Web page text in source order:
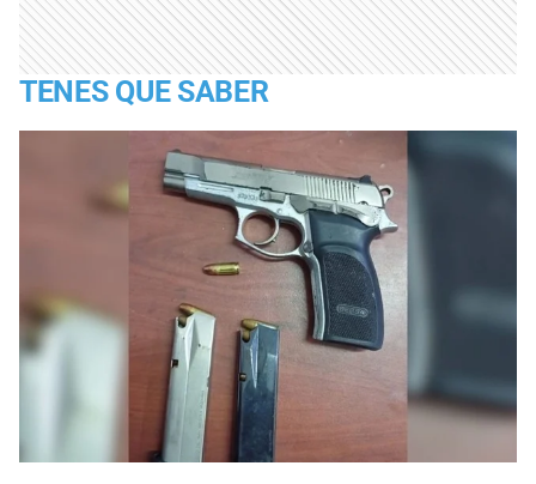
TENES QUE SABER